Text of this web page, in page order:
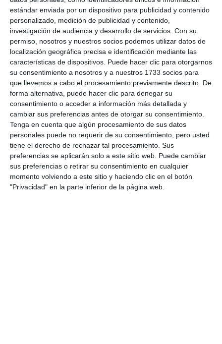
estándar enviada por un dispositivo para publicidad y contenido
personalizado, medición de publicidad y contenido,
investigación de audiencia y desarrollo de servicios. Con su
permiso, nosotros y nuestros socios podemos utilizar datos de
localización geográfica precisa e identificación mediante las
características de dispositivos. Puede hacer clic para otorgarnos
su consentimiento a nosotros y a nuestros 1733 socios para
que llevemos a cabo el procesamiento previamente descrito. De
forma alternativa, puede hacer clic para denegar su
consentimiento o acceder a información más detallada y
cambiar sus preferencias antes de otorgar su consentimiento.
Tenga en cuenta que algún procesamiento de sus datos
personales puede no requerir de su consentimiento, pero usted
tiene el derecho de rechazar tal procesamiento. Sus
preferencias se aplicarán solo a este sitio web. Puede cambiar
sus preferencias o retirar su consentimiento en cualquier
momento volviendo a este sitio y haciendo clic en el botón
"Privacidad" en la parte inferior de la página web.